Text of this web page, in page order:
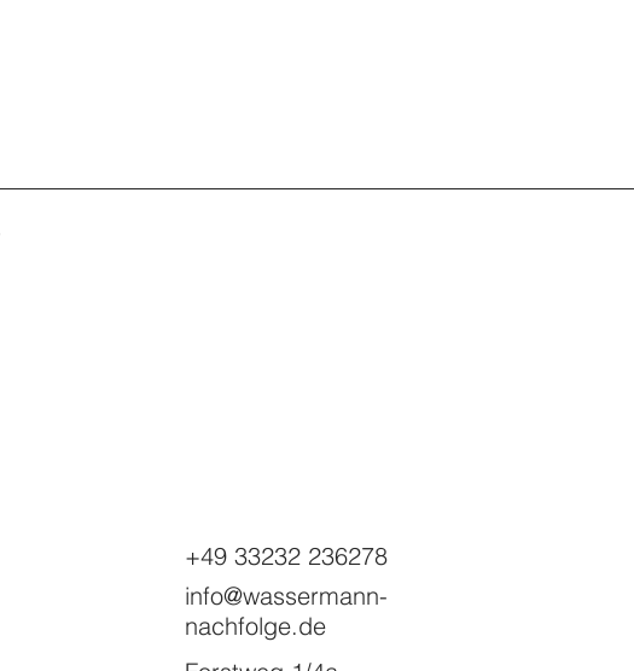
+49 33232 236278
info@wassermann-
nachfolge.de